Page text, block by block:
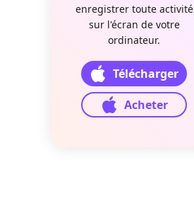
enregistrer toute activité
sur l'écran de votre
ordinateur.
Télécharger
Acheter